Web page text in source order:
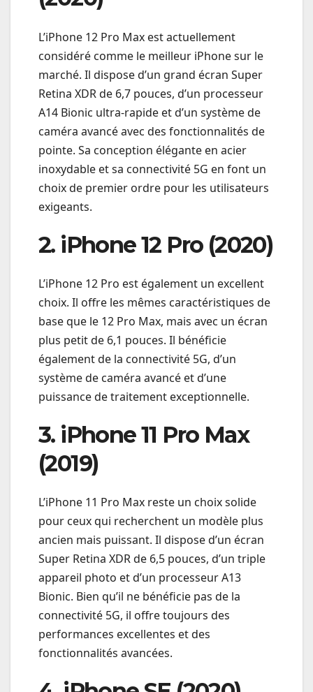
L’iPhone 12 Pro Max est actuellement
considéré comme le meilleur iPhone sur le
marché. Il dispose d’un grand écran Super
Retina XDR de 6,7 pouces, d’un processeur
A14 Bionic ultra-rapide et d’un système de
caméra avancé avec des fonctionnalités de
pointe. Sa conception élégante en acier
inoxydable et sa connectivité 5G en font un
choix de premier ordre pour les utilisateurs
exigeants.
2. iPhone 12 Pro (2020)
L’iPhone 12 Pro est également un excellent
choix. Il offre les mêmes caractéristiques de
base que le 12 Pro Max, mais avec un écran
plus petit de 6,1 pouces. Il bénéficie
également de la connectivité 5G, d’un
système de caméra avancé et d’une
puissance de traitement exceptionnelle.
3. iPhone 11 Pro Max
(2019)
L’iPhone 11 Pro Max reste un choix solide
pour ceux qui recherchent un modèle plus
ancien mais puissant. Il dispose d’un écran
Super Retina XDR de 6,5 pouces, d’un triple
appareil photo et d’un processeur A13
Bionic. Bien qu’il ne bénéficie pas de la
connectivité 5G, il offre toujours des
performances excellentes et des
fonctionnalités avancées.